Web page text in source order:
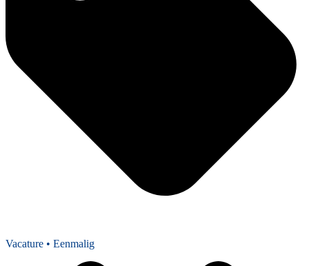
Vacature • Eenmalig